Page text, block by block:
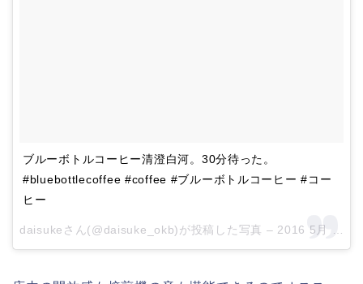
ブルーボトルコーヒー清澄白河。30分待った。
#bluebottlecoffee #coffee #ブルーボトルコーヒー #コー
ヒー
daisukeさん(@daisuke_okb)が投稿した写真 – 2016 5月 4 5:50午後 PDT